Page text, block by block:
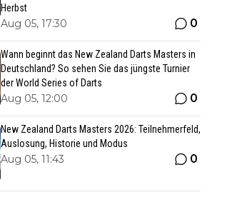
Herbst
Aug 05, 17:30 0
Wann beginnt das New Zealand Darts Masters in
Deutschland? So sehen Sie das jüngste Turnier
der World Series of Darts
Aug 05, 12:00 0
New Zealand Darts Masters 2026: Teilnehmerfeld,
Auslosung, Historie und Modus
Aug 05, 11:43 0